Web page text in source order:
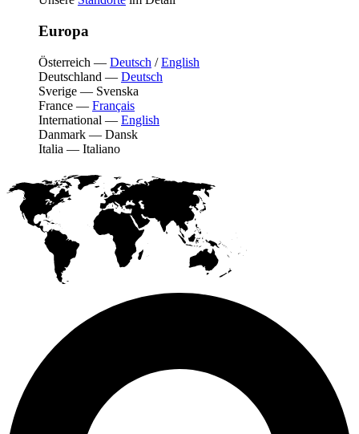
Europa
Österreich — Deutsch /English
Deutschland — Deutsch
Sverige — Svenska
France — Français
International — English
Danmark — Dansk
Italia — Italiano